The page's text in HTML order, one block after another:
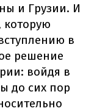
и Грузии. И
которую
в
решение
войдя в
до сих пор